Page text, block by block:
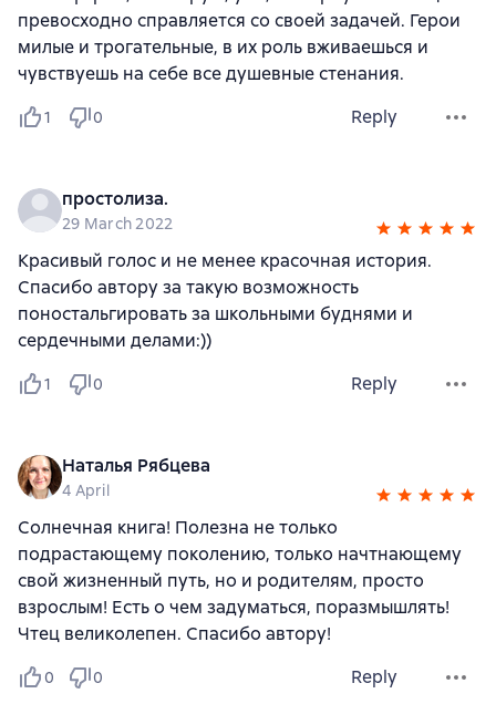
превосходно справляется со своей задачей. Герои
милые и трогательные, в их роль вживаешься и
чувствуешь на себе все душевные стенания.
1 0 Reply
простолиза.
29 March 2022
Красивый голос и не менее красочная история.
Спасибо автору за такую возможность
поностальгировать за школьными буднями и
сердечными делами:))
1 0 Reply
Наталья Рябцева
4 April
Солнечная книга! Полезна не только
подрастающему поколению, только начтнающему
свой жизненный путь, но и родителям, просто
взрослым! Есть о чем задуматься, поразмышлять!
Чтец великолепен. Спасибо автору!
0 0 Reply